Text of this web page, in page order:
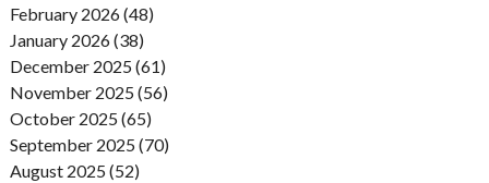
February 2026 (48)
January 2026 (38)
December 2025 (61)
November 2025 (56)
October 2025 (65)
September 2025 (70)
August 2025 (52)